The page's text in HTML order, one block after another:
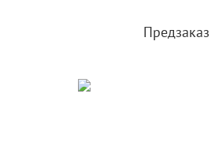
Предзаказ